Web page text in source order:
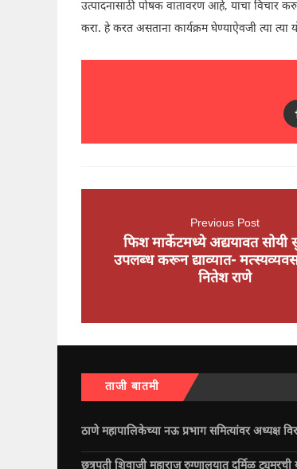
उत्पादनासाठी पोषक वातावरण आहे, याचा विचार
करा. हे करत असताना कार्यक्रम घेण्याऐवजी त्या त्या
Previous Post
फिश मार्केटमध्ये अद्ययावत सोयी
उपलब्ध करून द्याव्यात-
नितेश राणे
ताजी बातमी
ठाणे महापालिकेच्या नऊ प्रभाग समित्यांवर अध्यक्ष